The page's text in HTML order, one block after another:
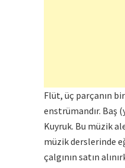
Flüt, üç parçanın
enstrümandır. Baş
Kuyruk. Bu müzik
müzik derslerinde
çalgının satın